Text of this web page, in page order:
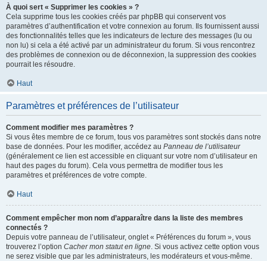
À quoi sert « Supprimer les cookies » ?
Cela supprime tous les cookies créés par phpBB qui conservent vos
paramètres d’authentification et votre connexion au forum. Ils fournissent aussi
des fonctionnalités telles que les indicateurs de lecture des messages (lu ou
non lu) si cela a été activé par un administrateur du forum. Si vous rencontrez
des problèmes de connexion ou de déconnexion, la suppression des cookies
pourrait les résoudre.
Haut
Paramètres et préférences de l’utilisateur
Comment modifier mes paramètres ?
Si vous êtes membre de ce forum, tous vos paramètres sont stockés dans notre
base de données. Pour les modifier, accédez au Panneau de l’utilisateur
(généralement ce lien est accessible en cliquant sur votre nom d’utilisateur en
haut des pages du forum). Cela vous permettra de modifier tous les
paramètres et préférences de votre compte.
Haut
Comment empêcher mon nom d’apparaître dans la liste des membres
connectés ?
Depuis votre panneau de l’utilisateur, onglet « Préférences du forum », vous
trouverez l’option Cacher mon statut en ligne. Si vous activez cette option vous
ne serez visible que par les administrateurs, les modérateurs et vous-même.